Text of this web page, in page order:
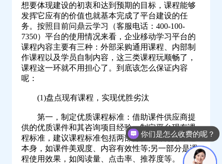
想要体现建设的初衷和达到预期的目标，课程能够
发挥它应有的价值也就基本完成了平台建设的任
务。按照目前问鼎云学习（客服电话：400-100-
7350）平台的使用情况来看，企业移动学习平台的
课程内容主要有三种：外部采购通用课程、内部制
作课程以及学员自制内容，这三类课程玩顺畅了，
课程这一环就不用担心了。到底该怎么保证内容
呢：
(1)盘点现有课程，实现优胜劣汰
第一，制定优质课程标准：借助课件供应商提
供的优质课件和其咨询项目经验，制定平台现有课
程标准，建议课程标准包括两部分。一部分是课程
本身，如课件美观度、内容有效性等;另一部分是课
程使用效果，如阅读量、点击率、推荐度等。
你们是怎么收费的呢？